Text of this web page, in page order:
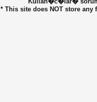
* This site does NOT store